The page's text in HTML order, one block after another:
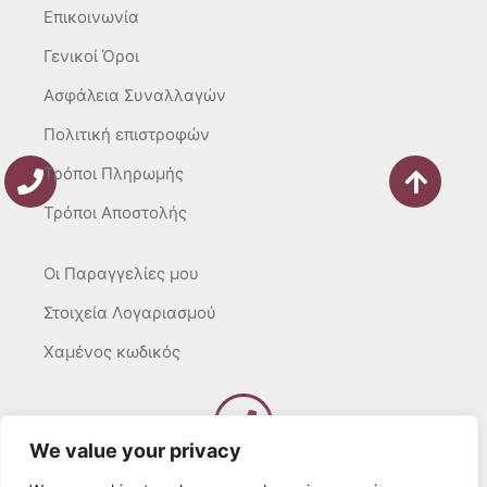
We value your privacy
Επικοινωνία
Γενικοί Όροι
Ασφάλεια Συναλλαγών
Πολιτική επιστροφών
Τρόποι Πληρωμής
Τρόποι Αποστολής
Οι Παραγγελίες μου
Στοιχεία Λογαριασμού
Χαμένος κωδικός
Καλέστε μας